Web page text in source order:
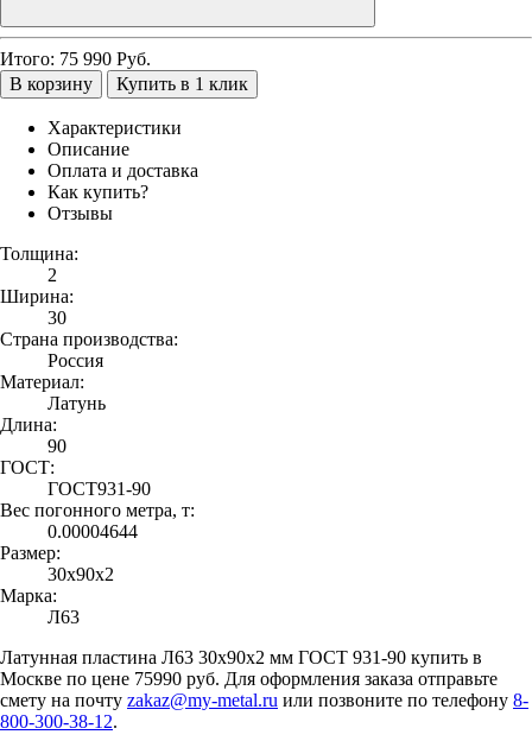
Итого: 75 990 Руб.
В корзину
Купить в 1 клик
Характеристики
Описание
Оплата и доставка
Как купить?
Отзывы
Толщина:
2
Ширина:
30
Страна производства:
Россия
Материал:
Латунь
Длина:
90
ГОСТ:
ГОСТ931-90
Вес погонного метра, т:
0.00004644
Размер:
30x90x2
Марка:
Л63
Латунная пластина Л63 30x90x2 мм ГОСТ 931-90 купить в
Москве по цене 75990 руб. Для оформления заказа отправьте
смету на почту zakaz@my-metal.ru или позвоните по телефону 8-
800-300-38-12.